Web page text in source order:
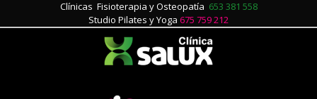
Clínicas Fisioterapia y Osteopatía 653 381 558
Studio Pilates y Yoga 675 759 212